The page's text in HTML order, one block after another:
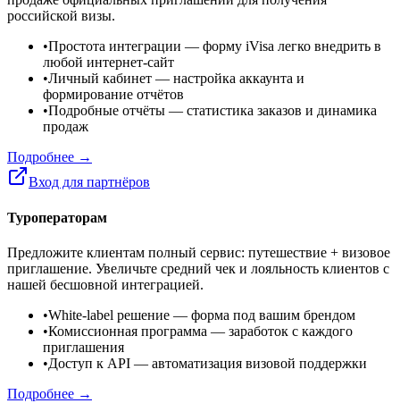
российской визы.
•Простота интеграции — форму iVisa легко внедрить в
любой интернет-сайт
•Личный кабинет — настройка аккаунта и
формирование отчётов
•Подробные отчёты — статистика заказов и динамика
продаж
Подробнее →
Вход для партнёров
Туроператорам
Предложите клиентам полный сервис: путешествие + визовое
приглашение. Увеличьте средний чек и лояльность клиентов с
нашей бесшовной интеграцией.
•White-label решение — форма под вашим брендом
•Комиссионная программа — заработок с каждого
приглашения
•Доступ к API — автоматизация визовой поддержки
Подробнее →